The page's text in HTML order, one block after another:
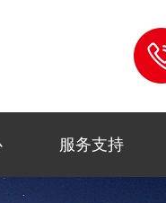
服务支持